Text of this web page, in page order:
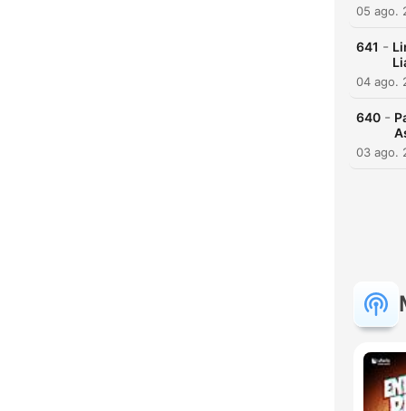
05 ago.
641 -
04 ago.
640 -
03 ago.